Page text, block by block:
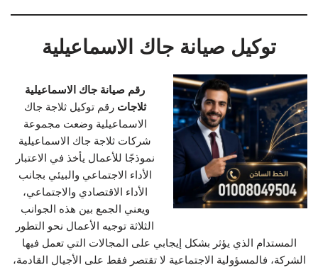
توكيل صيانة جاك الاسماعيلية
رقم صيانة جاك الاسماعيلية
ثلاجات رقم توكيل ثلاجة جاك
الاسماعيلية وضعت مجموعة
شركات ثلاجة جاك الاسماعيلية
نموذجًا للأعمال يأخذ في الاعتبار
الأداء الاجتماعي والبيئي بجانب
الأداء الاقتصادي والاجتماعي،
ويعني الجمع بين هذه الجوانب
الثلاثة توجيه الأعمال نحو التطور
المستدام الذي يؤثر بشكل إيجابي على المجالات التي تعمل فيها
الشركة، فالمسؤولية الاجتماعية لا تقتصر فقط على الأجيال القادمة،